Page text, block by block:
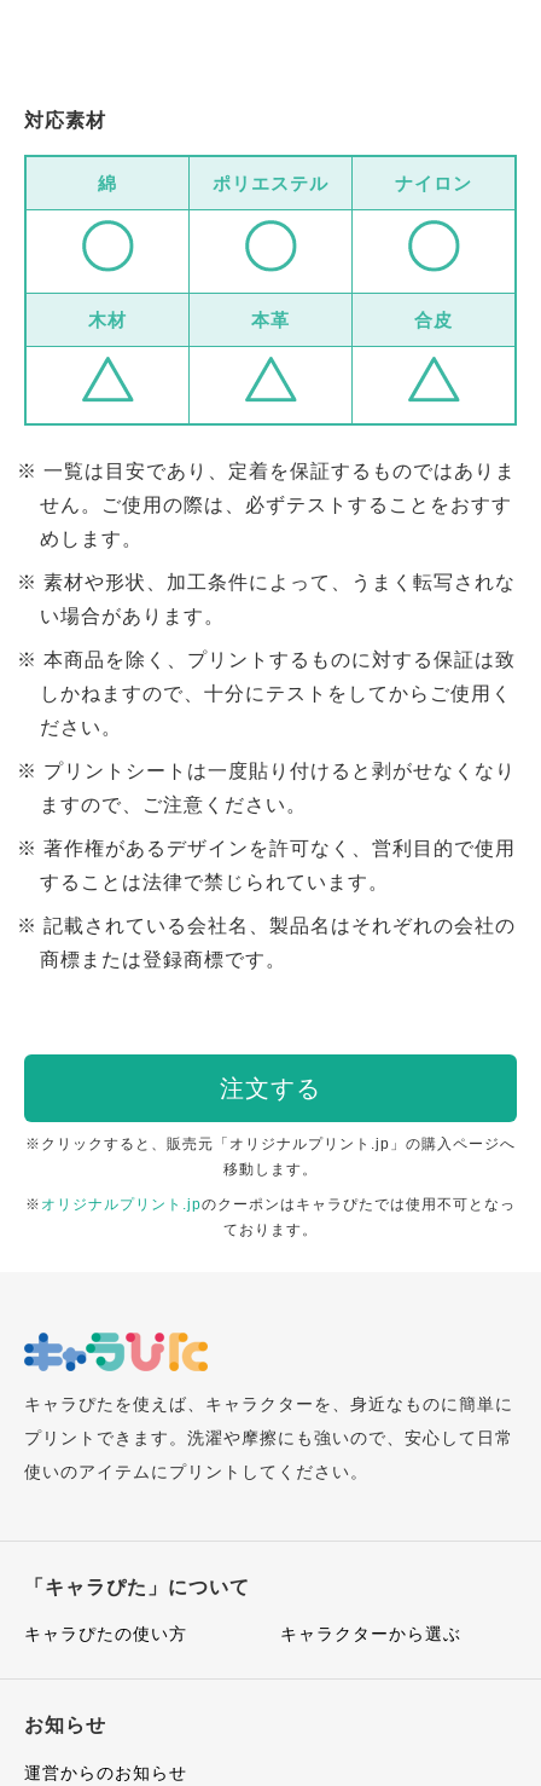
対応素材
綿 ポリエステル ナイロン
木材 本革 合皮
一覧は目安であり、定着を保証するものではありま
せん。ご使用の際は、必ずテストすることをおすす
めします。
素材や形状、加工条件によって、うまく転写されな
い場合があります。
本商品を除く、プリントするものに対する保証は致
しかねますので、十分にテストをしてからご使用く
ださい。
プリントシートは一度貼り付けると剥がせなくなり
ますので、ご注意ください。
著作権があるデザインを許可なく、営利目的で使用
することは法律で禁じられています。
記載されている会社名、製品名はそれぞれの会社の
商標または登録商標です。
注文する
※クリックすると、販売元「オリジナルプリント.jp」の購入ページへ
移動します。
※ オリジナルプリント.jpのクーポンはキャラぴたでは使用不可となっ
ております。
キャラぴたを使えば、キャラクターを、身近なものに簡単に
プリントできます。洗濯や摩擦にも強いので、安心して日常
使いのアイテムにプリントしてください。
「キャラぴた」について
キャラぴたの使い方 キャラクターから選ぶ
お知らせ
運営からのお知らせ